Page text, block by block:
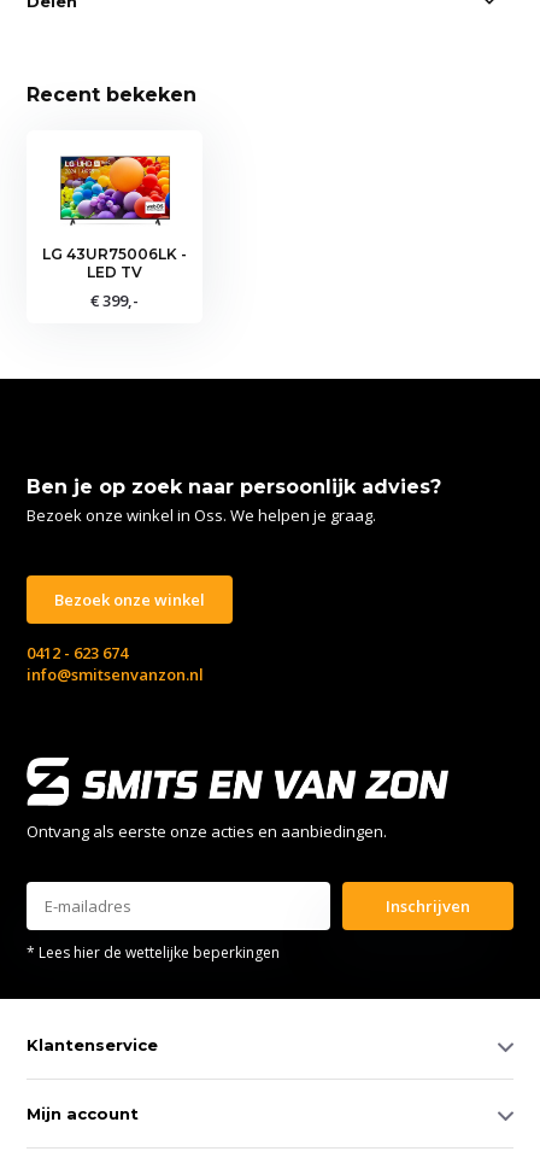
Recent bekeken
LG 43UR75006LK -
LED TV
€ 399,-
Ben je op zoek naar persoonlijk advies?
Bezoek onze winkel in Oss. We helpen je graag.
Bezoek onze winkel
0412 - 623 674
info@smitsenvanzon.nl
Ontvang als eerste onze acties en aanbiedingen.
Inschrijven
* Lees hier de wettelijke beperkingen
Klantenservice
Mijn account